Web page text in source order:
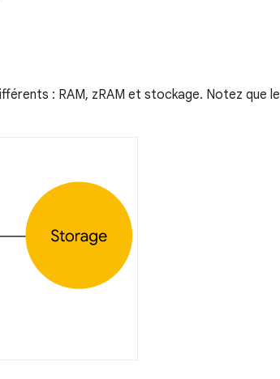
: RAM, zRAM et stockage. Notez que le